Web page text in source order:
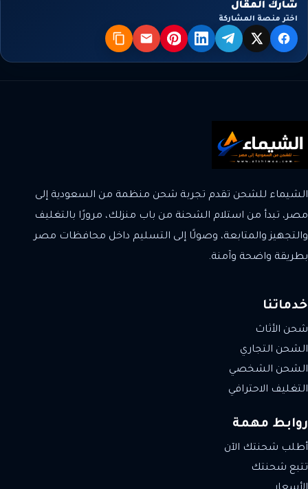
شارك المقال
اختر منصة المشاركة
فيسبوك
X تيليجراملينكدإنبنترستالبريد نسخ
الشيماء للشحن تقدم تجربة شحن منظمة من السعودية إلى
مصر، تبدأ من استلام الشحنة من باب منزلك، مرورًا بالتغليف
والتجهيز والمتابعة، وصولًا إلى التسليم داخل محافظات مصر
بطريقة واضحة وآمنة.
خدماتنا
شحن الأثاث
الشحن التجاري
الشحن الشخصي
التغليف الاحترافي
روابط مهمة
أطلب شحنتك الآن
تتبع شحنتك